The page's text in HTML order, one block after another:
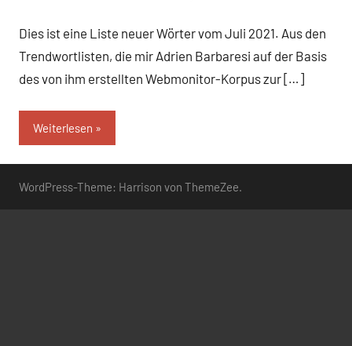
Dies ist eine Liste neuer Wörter vom Juli 2021. Aus den
Trendwortlisten, die mir Adrien Barbaresi auf der Basis
des von ihm erstellten Webmonitor-Korpus zur […]
Weiterlesen
WordPress-Theme: Harrison von ThemeZee.